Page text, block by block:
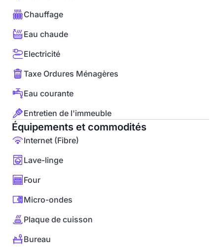
Chauffage
Eau chaude
Electricité
Taxe Ordures Ménagères
Eau courante
Entretien de l'immeuble
Équipements et commodités
Internet (Fibre)
Lave-linge
Four
Micro-ondes
Plaque de cuisson
Bureau